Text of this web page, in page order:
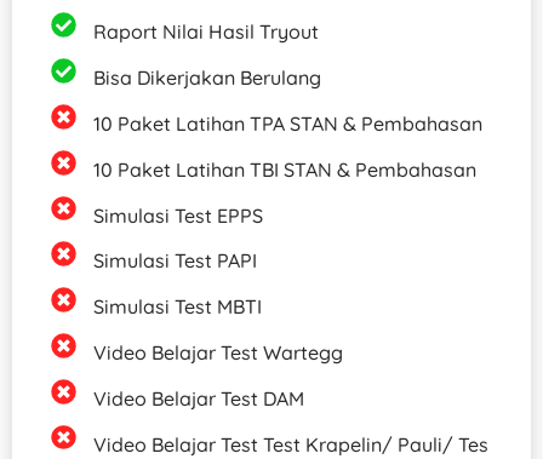
Raport Nilai Hasil Tryout
Bisa Dikerjakan Berulang
10 Paket Latihan TPA STAN & Pembahasan
10 Paket Latihan TBI STAN & Pembahasan
Simulasi Test EPPS
Simulasi Test PAPI
Simulasi Test MBTI
Video Belajar Test Wartegg
Video Belajar Test DAM
Video Belajar Test Test Krapelin/ Pauli/ Tes